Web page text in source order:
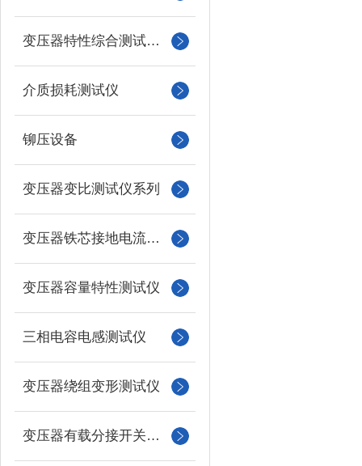
变压器特性综合测试台系列
介质损耗测试仪
铆压设备
变压器变比测试仪系列
变压器铁芯接地电流测试仪
变压器容量特性测试仪
三相电容电感测试仪
变压器绕组变形测试仪
变压器有载分接开关测试仪